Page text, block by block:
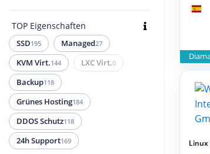
TOP Eigenschaften
SSD195 Managed27
KVM Virt.144 LXC Virt.0
Backup118
Grünes Hosting184
DDOS Schutz118
24h Support169 Linux